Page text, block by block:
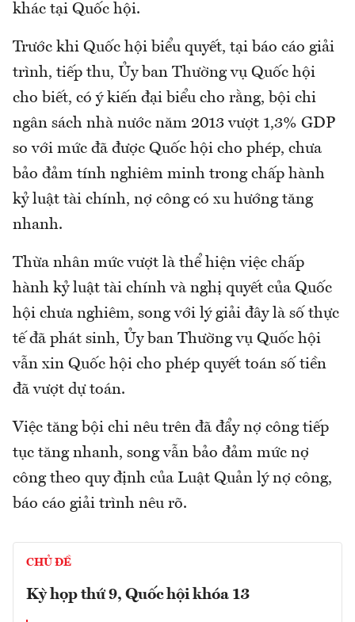
khác tại Quốc hội.
Trước khi Quốc hội biểu quyết, tại báo cáo giải
trình, tiếp thu, Ủy ban Thường vụ Quốc hội
cho biết, có ý kiến đại biểu cho rằng, bội chi
ngân sách nhà nước năm 2013 vượt 1,3% GDP
so với mức đã được Quốc hội cho phép, chưa
bảo đảm tính nghiêm minh trong chấp hành
kỷ luật tài chính, nợ công có xu hướng tăng
nhanh.
Thừa nhân mức vượt là thể hiện việc chấp
hành kỷ luật tài chính và nghị quyết của Quốc
hội chưa nghiêm, song với lý giải đây là số thực
tế đã phát sinh, Ủy ban Thường vụ Quốc hội
vẫn xin Quốc hội cho phép quyết toán số tiền
đã vượt dự toán.
Việc tăng bội chi nêu trên đã đẩy nợ công tiếp
tục tăng nhanh, song vẫn bảo đảm mức nợ
công theo quy định của Luật Quản lý nợ công,
báo cáo giải trình nêu rõ.
CHỦ ĐỀ
Kỳ họp thứ 9, Quốc hội khóa 13